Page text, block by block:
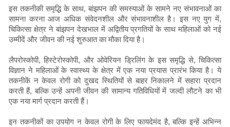
इस तकनीकी समृद्धि के साथ, बांझपन की समस्याओं के सामने नए संभावनाओं का
सामना करना आज अधिक संवेदनशील और संभावनाशील है। इस नए युग में,
चिकित्सा क्षेत्र ने बांझपन देखभाल में अद्वितीय प्रगतियों के साथ महिलाओं को नई
उम्मीदें और जीवन की नई शुरुआत का मौका दिया है।
लैपरोस्कोपी, हिस्टेरोस्कोपी, और ओवेरियन ड्रिलिंग के इस समृद्धि से, चिकित्सा
विज्ञान ने महिलाओं के स्वास्थ्य के क्षेत्र में एक नया प्रयास प्रारंभ किया है। ये
तकनीकें न केवल रोगी को दुखद स्थितियों से बाहर निकालने में सहारा प्रदान
करती हैं, बल्कि उन्हें अपनी जीवन की सामान्य गतिविधियों में जल्दी लौटने का भी
एक नया मार्ग प्रदान करती हैं।
इन तकनीकों का उपयोग न केवल रोगी के लिए फायदेमंद है, बल्कि इन्हें अभिन्न